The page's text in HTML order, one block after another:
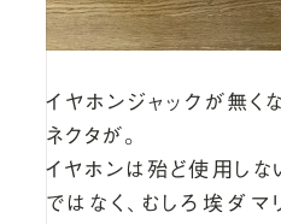
イヤホンジャックが無く
ネクタが。
イヤホンは殆ど使用しな
ではなく、むしろ埃ダマ